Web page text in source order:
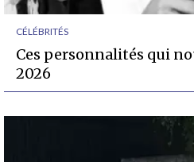
CÉLÉBRITÉS
Ces personnalités qui
2026